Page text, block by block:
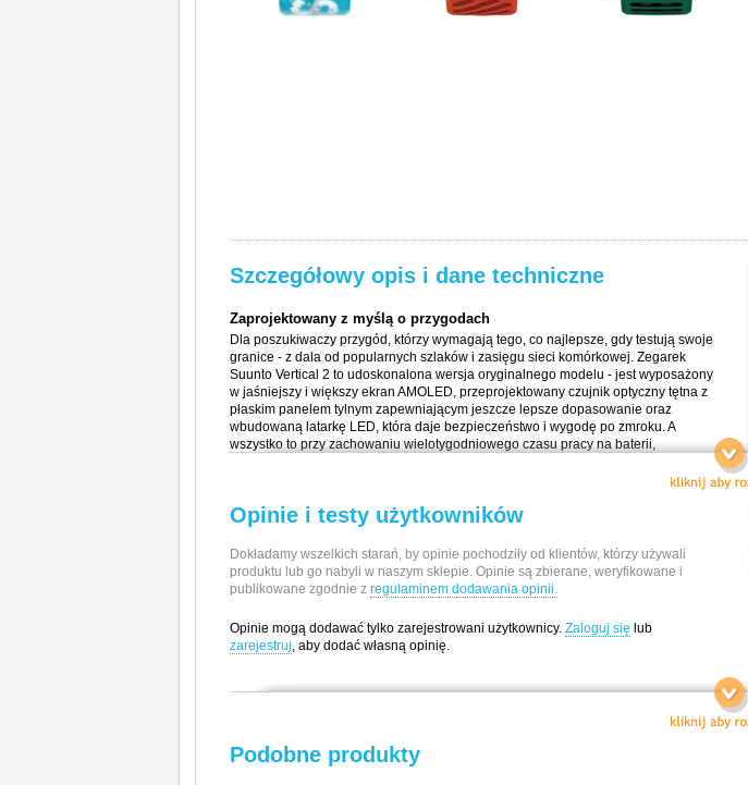
Szczegółowy opis i dane techniczne
Zaprojektowany z myślą o przygodach
Dla poszukiwaczy przygód, którzy wymagają tego, co najlepsze, gdy testują swoje
granice - z dala od popularnych szlaków i zasięgu sieci komórkowej. Zegarek
Suunto Vertical 2 to udoskonalona wersja oryginalnego modelu - jest wyposażony
w jaśniejszy i większy ekran AMOLED, przeprojektowany czujnik optyczny tętna z
płaskim panelem tylnym zapewniającym jeszcze lepsze dopasowanie oraz
wbudowaną latarkę LED, która daje bezpieczeństwo i wygodę po zmroku. A
wszystko to przy zachowaniu wielotygodniowego czasu pracy na baterii,
rodzina modeli Vertical. Od planowania i trenowania po realizację - zegarek
Stworzony z myślą o wytrzymałości
Kiedy jesteś w samym środku wydarzeń, potrzebujesz sprzętu, któremu możesz
zaufać bez wahania. Zegarek Suunto Vertical 2 jest odporny na zadrapania i
otarcia podczas wspinaczki po skalistym terenie, a dzięki wodoodporności do 100
ułatwia nawigację zarówno w słabym, jak i zbyt jaskrawym świetle, a interfejs jest
łatwy w obsłudze - wystarczy nacisnąć przycisk, nawet nie zdejmując rękawiczek.
Ten zegarek, zaprojektowany z myślą o przygodach sprawdzi się w każdych
Opinie i testy użytkowników
Dokładamy wszelkich starań, by opinie pochodziły od klientów, którzy używali
produktu lub go nabyli w naszym sklepie. Opinie są zbierane, weryfikowane i
publikowane zgodnie z regulaminem dodawania opinii.
Opinie mogą dodawać tylko zarejestrowani użytkownicy. Zaloguj się lub
zarejestruj, aby dodać własną opinię.
Producent / Importer
Tammiston Kauppatie 7A
Podobne produkty